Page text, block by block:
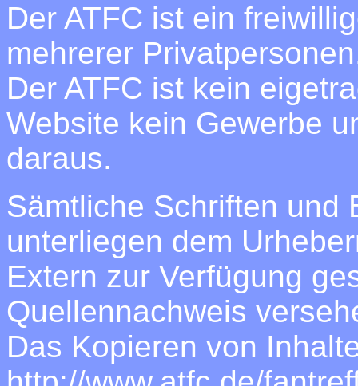
Der ATFC ist ein
mehrerer
Der ATFC ist kein
Website kein Gewerbe
daraus.
Sämtliche Schriften und
unterliegen dem
Extern zur Verfügung
Quellennachweis
Das Kopieren von